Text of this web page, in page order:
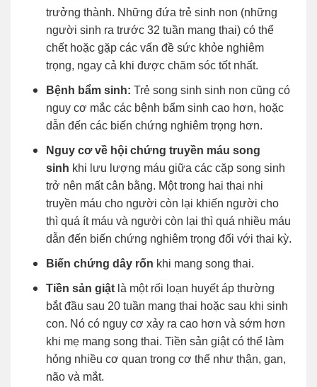
trưởng thành. Những đứa trẻ sinh non (những
người sinh ra trước 32 tuần mang thai) có thể
chết hoặc gặp các vấn đề sức khỏe nghiêm
trọng, ngay cả khi được chăm sóc tốt nhất.
Bệnh bẩm sinh: Trẻ song sinh sinh non cũng có
nguy cơ mắc các bệnh bẩm sinh cao hơn, hoặc
dẫn đến các biến chứng nghiêm trọng hơn.
Nguy cơ về hội chứng truyền máu song
sinh khi lưu lượng máu giữa các cặp song sinh
trở nên mất cân bằng. Một trong hai thai nhi
truyền máu cho người còn lại khiến người cho
thì quá ít máu và người còn lại thì quá nhiều máu
dẫn đến biến chứng nghiêm trọng đối với thai kỳ.
Biến chứng dây rốn khi mang song thai.
Tiền sản giật là một rối loạn huyết áp thường
bắt đầu sau 20 tuần mang thai hoặc sau khi sinh
con. Nó có nguy cơ xảy ra cao hơn và sớm hơn
khi mẹ mang song thai. Tiền sản giật có thể làm
hỏng nhiều cơ quan trong cơ thể như thận, gan,
não và mắt.